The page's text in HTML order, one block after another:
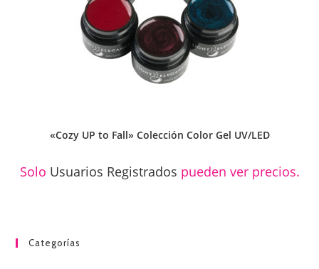
«Cozy UP to Fall» Colección Color Gel UV/LED
Solo Usuarios Registrados pueden ver precios.
Categorías